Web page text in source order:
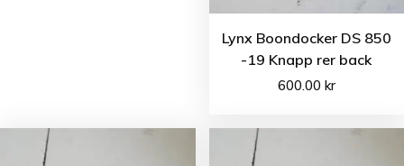
Lynx Boondocker DS 850
-19 Knapp rer back
600.00 kr